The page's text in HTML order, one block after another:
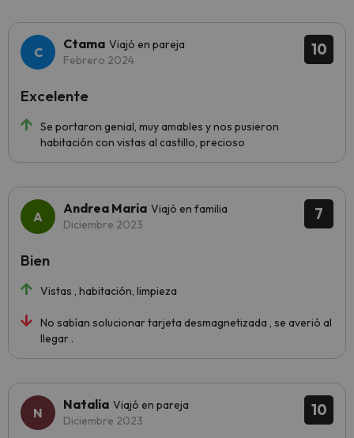
10
Ctama Viajó en pareja
Febrero 2024
Se portaron genial, muy amables y nos pusieron
habitación con vistas al castillo, precioso
Excelente
7
Andrea Maria Viajó en familia
Diciembre 2023
Vistas , habitación, limpieza
No sabían solucionar tarjeta desmagnetizada , se averió al
llegar .
Bien
10
Natalia Viajó en pareja
Diciembre 2023